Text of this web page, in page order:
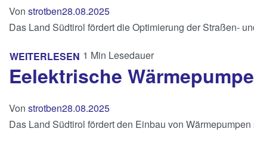
Von strotben28.08.2025
Das Land Südtirol fördert die Optimierung der Straßen-
WEITERLESEN 1 Min Lesedauer
Eelektrische
Von strotben28.08.2025
Das Land Südtirol fördert den Einbau von